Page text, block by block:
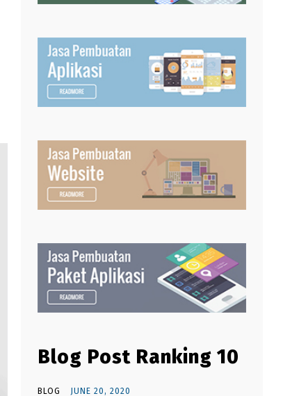
Blog Post Ranking 10
BLOG JUNE 20, 2020